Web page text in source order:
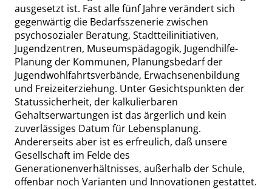
ausgesetzt ist. Fast alle fünf Jahre verändert sich
gegenwärtig die Bedarfsszenerie zwischen
psychosozialer Beratung, Stadtteilinitiativen,
Jugendzentren, Museumspädagogik, Jugendhilfe-
Planung der Kommunen, Planungsbedarf der
Jugendwohlfahrtsverbände, Erwachsenenbildung
und Freizeiterziehung. Unter Gesichtspunkten der
Statussicherheit, der kalkulierbaren
Gehaltserwartungen ist das ärgerlich und kein
zuverlässiges Datum für Lebensplanung.
Andererseits aber ist es erfreulich, daß unsere
Gesellschaft im Felde des
Generationenverhältnisses, außerhalb der Schule,
offenbar noch Varianten und Innovationen gestattet.